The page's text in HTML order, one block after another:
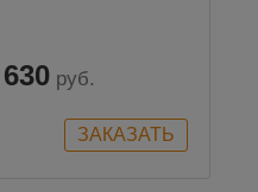
руб.